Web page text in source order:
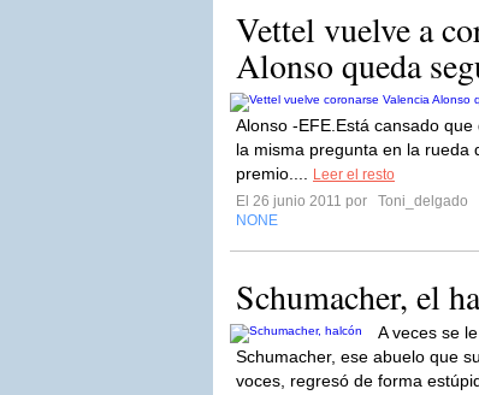
Vettel vuelve a
Alonso queda
Alonso -EFE.Está cansado
la misma pregunta en la rueda
premio....
Leer el resto
El 26 junio 2011 por
Toni_delgado
NONE
Schumacher, el
A veces se
Schumacher, ese abuelo que
voces, regresó de forma